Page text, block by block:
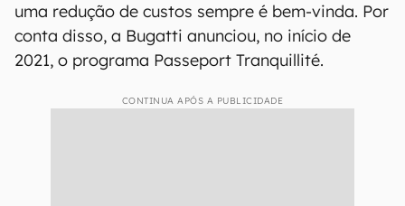
uma redução de custos sempre é bem-vinda. Por
conta disso, a Bugatti anunciou, no início de
2021, o programa Passeport Tranquillité.
CONTINUA APÓS A PUBLICIDADE